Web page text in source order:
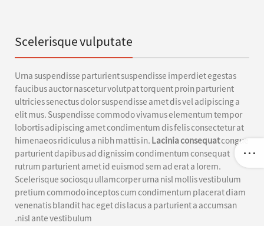
Scelerisque vulputate
Urna suspendisse parturient suspendisse imperdiet egestas
faucibus auctor nascetur volutpat torquent proin parturient
ultricies senectus dolor suspendisse amet dis vel adipiscing a
elit mus. Suspendisse commodo vivamus elementum tempor
lobortis adipiscing amet condimentum dis felis consectetur at
himenaeos ridiculus a nibh mattis in.Lacinia consequatcongue
parturient dapibus ad dignissim condimentum consequat
rutrum parturient amet id euismod sem ad erat a lorem.
Scelerisque sociosqu ullamcorper urna nisl mollis vestibulum
pretium commodo inceptos cum condimentum placerat diam
venenatis blandit hac eget dis lacus a parturient a accumsan
nisl ante vestibulum.